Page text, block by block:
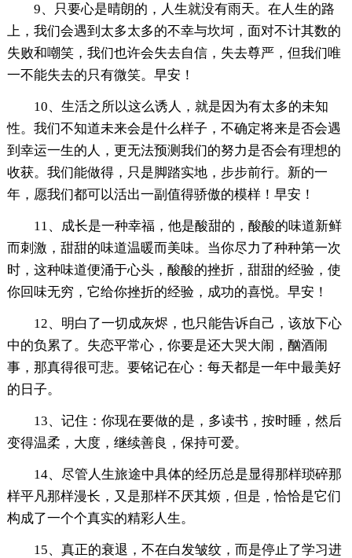
9、只要心是晴朗的，人生就没有雨天。在人生的路
上，我们会遇到太多太多的不幸与坎坷，面对不计其数的
失败和嘲笑，我们也许会失去自信，失去尊严，但我们唯
一不能失去的只有微笑。早安！
10、生活之所以这么诱人，就是因为有太多的未知
性。我们不知道未来会是什么样子，不确定将来是否会遇
到幸运一生的人，更无法预测我们的努力是否会有理想的
收获。我们能做得，只是脚踏实地，步步前行。新的一
年，愿我们都可以活出一副值得骄傲的模样！早安！
11、成长是一种幸福，他是酸甜的，酸酸的味道新鲜
而刺激，甜甜的味道温暖而美味。当你尽力了种种第一次
时，这种味道便涌于心头，酸酸的挫折，甜甜的经验，使
你回味无穷，它给你挫折的经验，成功的喜悦。早安！
12、明白了一切成灰烬，也只能告诉自己，该放下心
中的负累了。失恋平常心，你要是还大哭大闹，酗酒闹
事，那真得很可悲。要铭记在心：每天都是一年中最美好
的日子。
13、记住：你现在要做的是，多读书，按时睡，然后
变得温柔，大度，继续善良，保持可爱。
14、尽管人生旅途中具体的经历总是显得那样琐碎那
样平凡那样漫长，又是那样不厌其烦，但是，恰恰是它们
构成了一个个真实的精彩人生。
15、真正的衰退，不在白发皱纹，而是停止了学习进